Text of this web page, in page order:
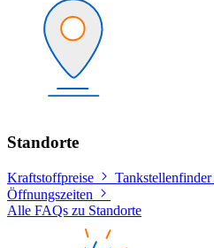
Standorte
Kraftstoffpreise
Öffnungszeiten
Alle FAQs zu Standorte